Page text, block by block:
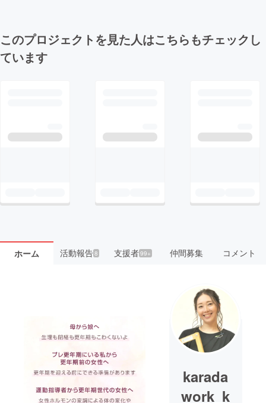
このプロジェクトを見た人はこちらもチェックし
ています
ホーム 活動報告8 支援者99+ 仲間募集 コメント
karada
work_k